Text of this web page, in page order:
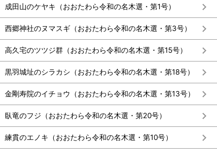
成田山のケヤキ（おおたわら令和の名木選・第1号）
西郷神社のヌマスギ（おおたわら令和の名木選・第3号）
高久宅のツツジ群（おおたわら令和の名木選・第15号）
黒羽城址のシラカシ（おおたわら令和の名木選・第18号）
金剛寿院のイチョウ（おおたわら令和の名木選・第13号）
臥竜のフジ（おおたわら令和の名木選・第20号）
練貫のエノキ（おおたわら令和の名木選・第10号）